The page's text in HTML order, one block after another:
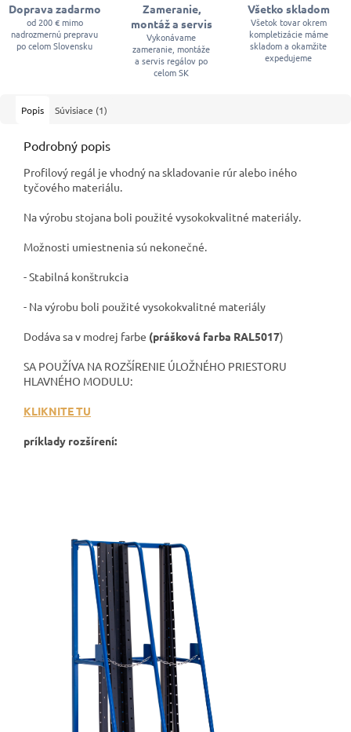
Doprava zadarmo
od 200 € mimo
nadrozmernú prepravu
po celom Slovensku
Zameranie,
montáž a servis
Vykonávame
zameranie, montáže
a servis regálov po
celom SK
Všetko skladom
Všetok tovar okrem
kompletizácie máme
skladom a okamžite
expedujeme
Popis Súvisiace (1)
Podrobný popis
Profilový regál je vhodný na skladovanie rúr alebo iného
tyčového materiálu.
Na výrobu stojana boli použité vysokokvalitné materiály.
Možnosti umiestnenia sú nekonečné.
- Stabilná konštrukcia
- Na výrobu boli použité vysokokvalitné materiály
Dodáva sa v modrej farbe (prášková farba RAL5017)
SA POUŽÍVA NA ROZŠÍRENIE ÚLOŽNÉHO PRIESTORU
HLAVNÉHO MODULU:
KLIKNITE TU
príklady rozšírení: